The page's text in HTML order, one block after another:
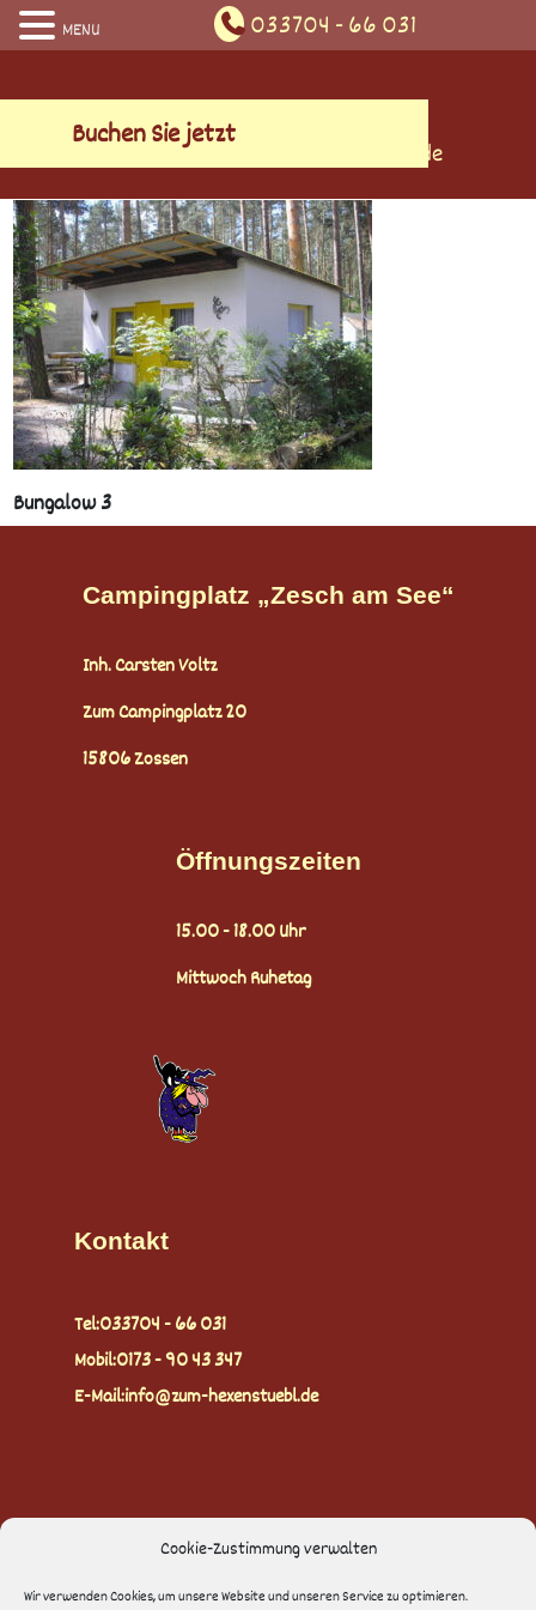
Cookie-Zustimmung verwalten
Wir verwenden Cookies, um unsere Website und unseren Service zu optimieren.
033704 - 66 031
info@campingplatzzeschamsee.de
Buchen Sie jetzt
Bungalow 3
Campingplatz „Zesch am See“
Inh. Carsten Voltz
Zum Campingplatz 20
15806 Zossen
Öffnungszeiten
15.00 - 18.00 Uhr
Mittwoch Ruhetag
Kontakt
Tel:033704 - 66 031
Mobil:0173 - 90 43 347
E-Mail:info@zum-hexenstuebl.de
MENU